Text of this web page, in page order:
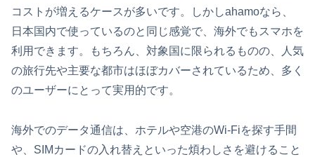
コストが増えるケースが多いです。しかしahamoなら、
日本国内で使っているのと同じ感覚で、海外でもスマホを
利用できます。もちろん、対象国に限られるものの、人気
の旅行先や主要な都市はほぼカバーされているため、多く
のユーザーにとって実用的です。
海外でのデータ通信は、ホテルや空港のWi-Fiを探す手間
や、SIMカードの入れ替えといった煩わしさを避けること